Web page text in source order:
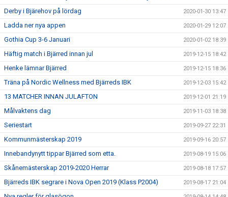
Derby i Bjärehov på lördag 2020-01-30 13:47
Ladda ner nya appen 2020-01-29 12:07
Gothia Cup 3-6 Januari 2020-01-02 18:39
Häftig match i Bjärred innan jul 2019-12-15 18:42
Henke lämnar Bjärred 2019-12-15 18:36
Träna på Nordic Wellness med Bjärreds IBK 2019-12-03 15:42
13 MATCHER INNAN JULAFTON 2019-12-01 21:19
Målvaktens dag 2019-11-03 18:38
Seriestart 2019-09-27 22:31
Kommunmästerskap 2019 2019-09-16 20:57
Innebandynytt tippar Bjärred som etta. 2019-08-19 15:06
Skånemästerskap 2019-2020 Herrar 2019-08-18 17:57
Bjärreds IBK segrare i Nova Open 2019 (Klass P2004) 2019-08-17 21:04